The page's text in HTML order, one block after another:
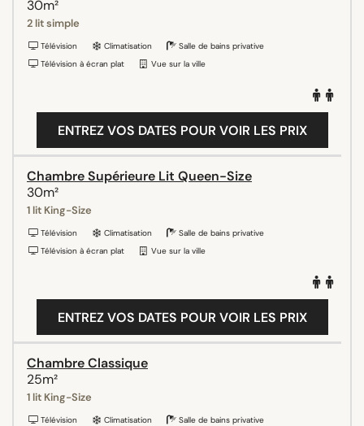
30m²
2 lit simple
Télévision Climatisation
Salle de bains privative
Télévision à écran plat
Vue sur la ville
ENTREZ VOS DATES POUR VOIR LES PRIX
Chambre Supérieure Lit Queen-Size
30m²
1 lit King-Size
Télévision Climatisation
Salle de bains privative
Télévision à écran plat
Vue sur la ville
ENTREZ VOS DATES POUR VOIR LES PRIX
Chambre Classique
25m²
1 lit King-Size
Télévision Climatisation
Salle de bains privative